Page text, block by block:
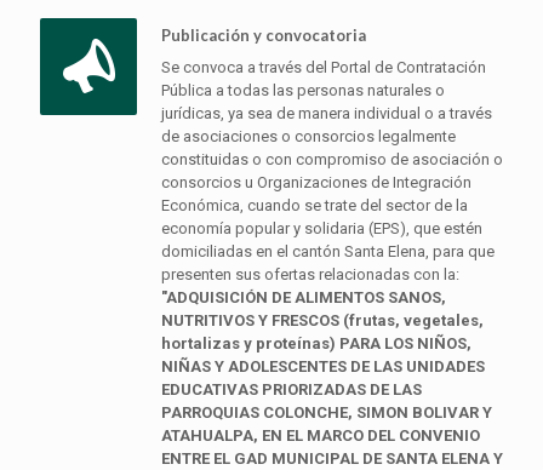
Publicación y convocatoria
Se convoca a través del Portal de Contratación
Pública a todas las personas naturales o
jurídicas, ya sea de manera individual o a través
de asociaciones o consorcios legalmente
constituidas o con compromiso de asociación o
consorcios u Organizaciones de Integración
Económica, cuando se trate del sector de la
economía popular y solidaria (EPS), que estén
domiciliadas en el cantón Santa Elena, para que
presenten sus ofertas relacionadas con la:
"ADQUISICIÓN DE ALIMENTOS SANOS,
NUTRITIVOS Y FRESCOS (frutas, vegetales,
hortalizas y proteínas) PARA LOS NIÑOS,
NIÑAS Y ADOLESCENTES DE LAS UNIDADES
EDUCATIVAS PRIORIZADAS DE LAS
PARROQUIAS COLONCHE, SIMON BOLIVAR Y
ATAHUALPA, EN EL MARCO DEL CONVENIO
ENTRE EL GAD MUNICIPAL DE SANTA ELENA Y